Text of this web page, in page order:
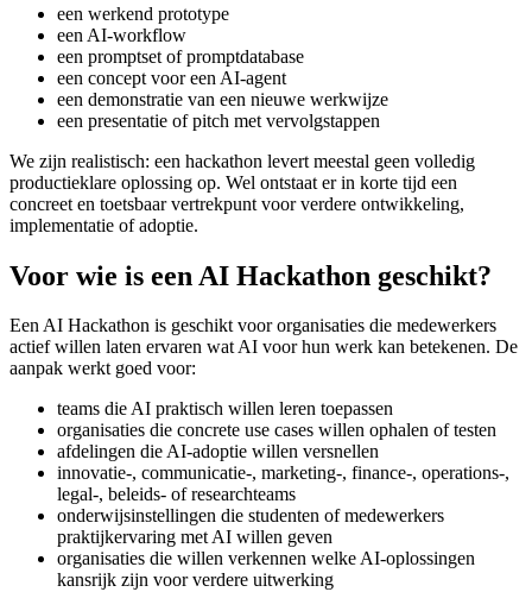
een werkend prototype
een AI-workflow
een promptset of promptdatabase
een concept voor een AI-agent
een demonstratie van een nieuwe werkwijze
een presentatie of pitch met vervolgstappen
We zijn realistisch: een hackathon levert meestal geen volledig
productieklare oplossing op. Wel ontstaat er in korte tijd een
concreet en toetsbaar vertrekpunt voor verdere ontwikkeling,
implementatie of adoptie.
Voor wie is een AI Hackathon geschikt?
Een AI Hackathon is geschikt voor organisaties die medewerkers
actief willen laten ervaren wat AI voor hun werk kan betekenen. De
aanpak werkt goed voor:
teams die AI praktisch willen leren toepassen
organisaties die concrete use cases willen ophalen of testen
afdelingen die AI-adoptie willen versnellen
innovatie-, communicatie-, marketing-, finance-, operations-,
legal-, beleids- of researchteams
onderwijsinstellingen die studenten of medewerkers
praktijkervaring met AI willen geven
organisaties die willen verkennen welke AI-oplossingen
kansrijk zijn voor verdere uitwerking